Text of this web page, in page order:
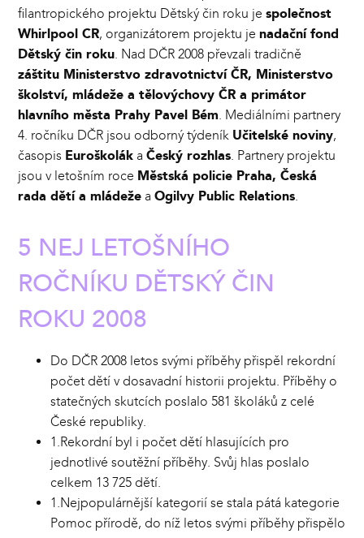
filantropického projektu Dětský čin roku jespolečnost
Whirlpool CR, organizátorem projektu jenadační fond
Dětský čin roku. Nad DČR 2008 převzali tradičně
záštitu Ministerstvo zdravotnictví ČR, Ministerstvo
školství, mládeže a tělovýchovy ČR a primátor
hlavního města Prahy Pavel Bém. Mediálními partnery
4. ročníku DČR jsou odborný týdeník Učitelské noviny,
časopis Euroškolák aČeský rozhlas. Partnery projektu
jsou v letošním roce Městská policie Praha, Česká
rada dětí a mládeže aOgilvy Public Relations.
5 NEJ LETOŠNÍHO
ROČNÍKU DĚTSKÝ ČIN
ROKU 2008
Do DČR 2008 letos svými příběhy přispěl rekordní
počet dětí v dosavadní historii projektu. Příběhy o
statečných skutcích poslalo 581 školáků z celé
České republiky.
1.Rekordní byl i počet dětí hlasujících pro
jednotlivé soutěžní příběhy. Svůj hlas poslalo
celkem 13 725 dětí.
1.Nejpopulárnější kategorií se stala pátá kategorie
Pomoc přírodě, do níž letos svými příběhy přispělo